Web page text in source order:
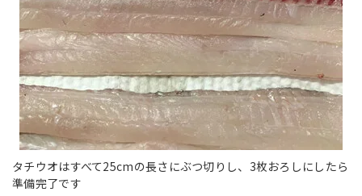
タチウオはすべて25cmの長さにぶつ切りし、3枚おろしにしたら
準備完了です